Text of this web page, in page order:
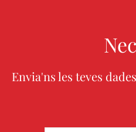
Envia'ns les teves